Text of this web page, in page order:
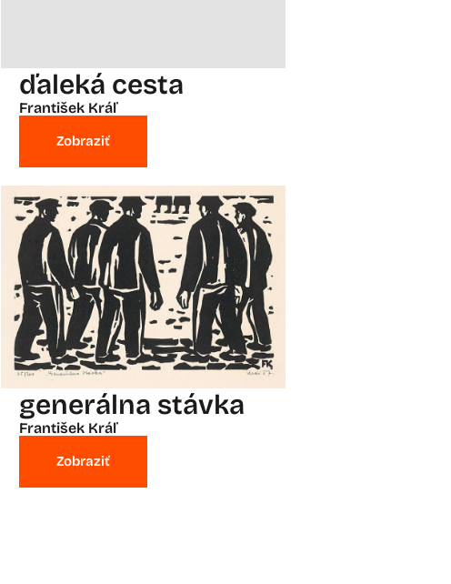
ďaleká cesta
František Kráľ
Zobraziť
generálna stávka
František Kráľ
Zobraziť